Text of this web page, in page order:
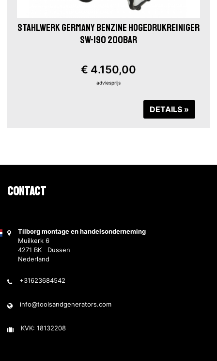
STAHLWERK GERMANY BENZINE HOGEDRUKREINIGER
SW-190 200BAR
€ 4.150,00
adviesprijs
DETAILS »
Contact
Tilborg montage en handelsonderneming
Muilkerk 6
4271 BK Dussen
Nederland
+31623684542
info@toolsandgenerators.com
KVK: 18132208